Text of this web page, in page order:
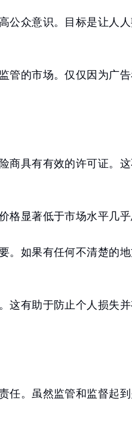
公众意识。目标是让人
管的市场。仅仅因为广
商具有有效的许可证。
格显著低于市场水平几乎
。如果有任何不清楚的
这有助于防止个人损失
任。虽然监管和监督起